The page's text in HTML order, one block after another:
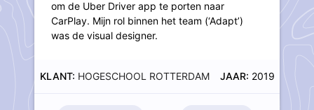
om de Uber Driver app te porten naar
CarPlay. Mijn rol binnen het team (‘Adapt’)
was de visual designer.
KLANT: HOGESCHOOL ROTTERDAM JAAR: 2019